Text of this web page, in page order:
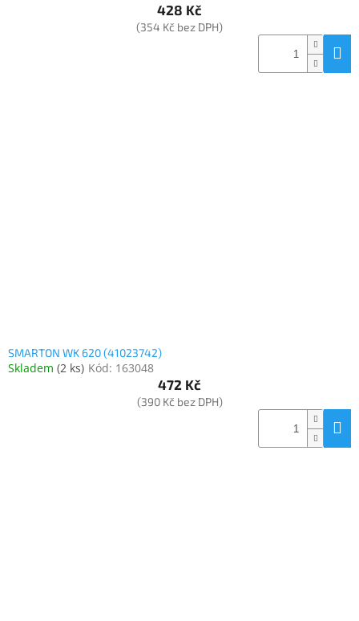
428 Kč
(354 Kč bez DPH)
SMARTON WK 620 (41023742)
Skladem (2 ks) Kód: 163048
472 Kč
(390 Kč bez DPH)